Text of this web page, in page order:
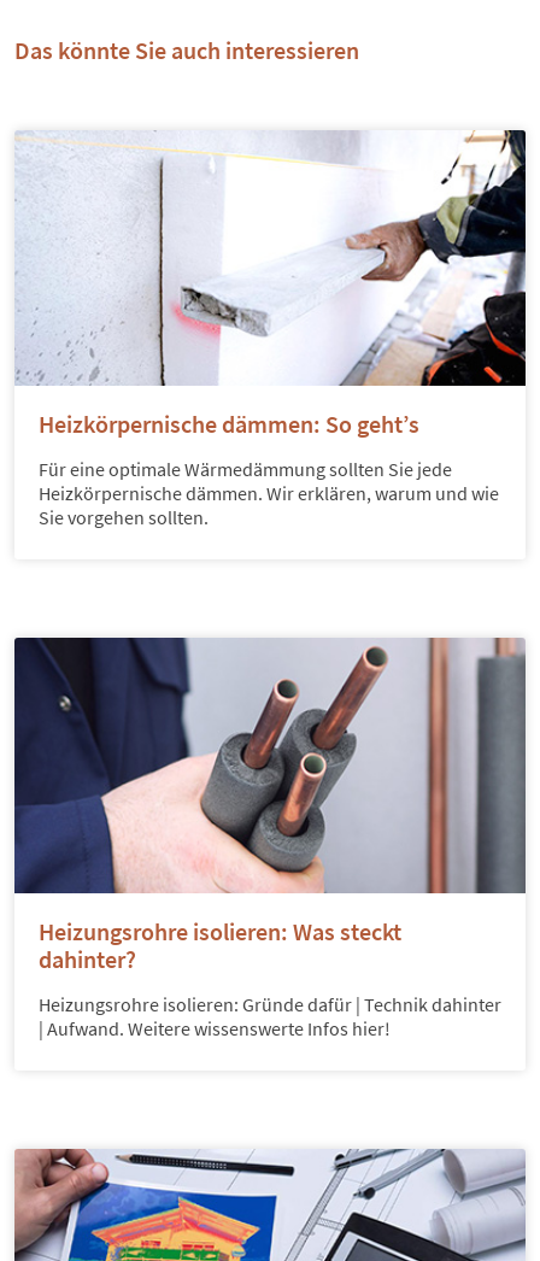
Das könnte Sie auch interessieren
Heizkörpernische dämmen: So geht’s
Für eine optimale Wärmedämmung sollten Sie jede
Heizkörpernische dämmen. Wir erklären, warum und wie
Sie vorgehen sollten.
Heizungsrohre isolieren: Was steckt
dahinter?
Heizungsrohre isolieren: Gründe dafür | Technik dahinter
| Aufwand. Weitere wissenswerte Infos hier!